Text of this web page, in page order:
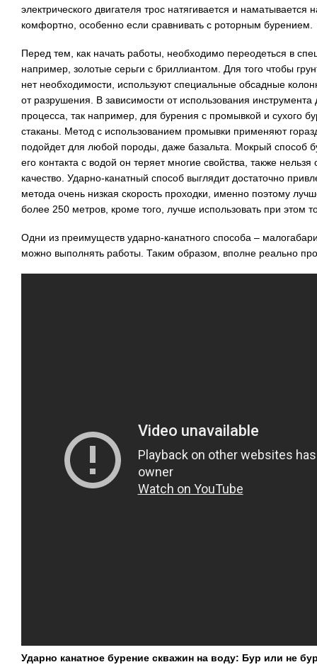
электрического двигателя трос натягивается и
комфортно, особенно если сравнивать с роторным бурением.
Перед тем, как начать работы, необходимо переодеться в
например, золотые серьги с бриллиантом. Для того чтобы
нет необходимости, используют специальные обсадные
от разрушения. В зависимости от использования
процесса, так например, для бурения с промывкой и сухого
стаканы. Метод с использованием промывки применяют
подойдет для любой породы, даже базальта. Мокрый способ
его контакта с водой он теряет многие свойства, также
качество. Ударно-канатный способ выглядит достаточно
метода очень низкая скорость проходки, именно поэтому
более 250 метров, кроме того, лучше использовать при этом
Одни из преимуществ ударно-канатного способа –
можно выполнять работы. Таким образом, вполне реально
Ударно канатное бурение скважин на воду: Бур или не